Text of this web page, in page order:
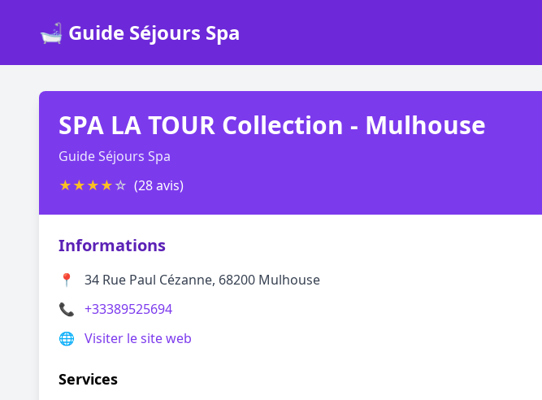
🛁 Guide Séjours Spa
SPA LA TOUR Collection - Mulhouse
Guide Séjours Spa
★★★★☆ (28 avis)
Informations
📍
34 Rue Paul Cézanne, 68200 Mulhouse
📞 +33389525694
🌐 Visiter le site web
Services